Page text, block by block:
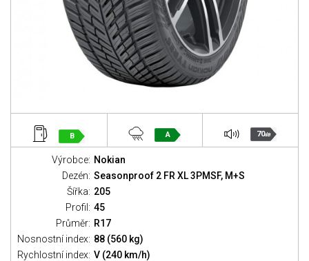
B A 70dB
Výrobce: Nokian
Dezén: Seasonproof 2 FR XL 3PMSF, M+S
Šířka: 205
Profil: 45
Průměr: R17
Nosnostní index: 88 (560 kg)
Rychlostní index: V (240 km/h)